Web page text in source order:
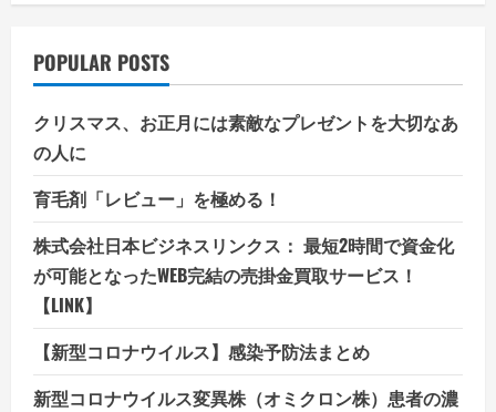
POPULAR POSTS
クリスマス、お正月には素敵なプレゼントを大切なあ
の人に
育毛剤「レビュー」を極める！
株式会社日本ビジネスリンクス： 最短2時間で資金化
が可能となったWEB完結の売掛金買取サービス！
【LINK】
【新型コロナウイルス】感染予防法まとめ
新型コロナウイルス変異株（オミクロン株）患者の濃